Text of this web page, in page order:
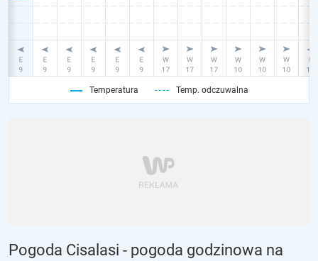
Temperatura Temp. odczuwalna
Pogoda Cisalasi - pogoda godzinowa na